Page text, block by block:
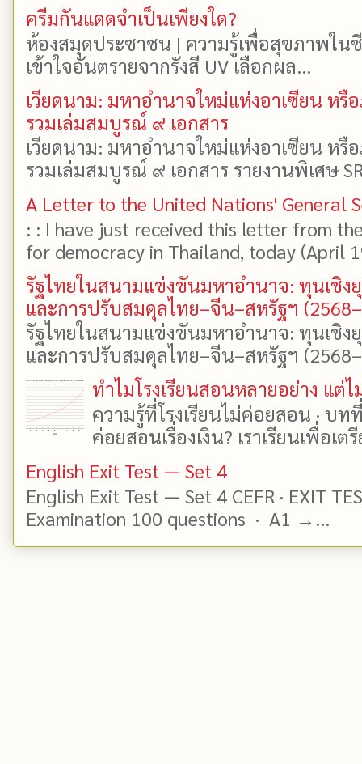
ครีมกันแดดจำเป็นเพียงใด?
ห้องสมุดประชาชน | ความรู้เพื่อสุขภาพใน
เข้าใจอันตรายจากรังสี UV เลือกผล...
เวียดนาม: มหาอำนาจใหม่แห่งอาเซียน ห
รวมเล่มสมบูรณ์ ๙ เอกสาร
เวียดนาม: มหาอำนาจใหม่แห่งอาเซียน ห
รวมเล่มสมบูรณ์ ๙ เอกสาร รายงานพิเศษ
A Letter to the United Nations' General
: : I have just received this letter from
for democracy in Thailand, today (April
รัฐไทยในสนามแข่งขันมหาอำนาจ: ทุนเชิง
และการปรับสมดุลไทย–จีน–สหรัฐฯ
รัฐไทยในสนามแข่งขันมหาอำนาจ: ทุนเชิง
และการปรับสมดุลไทย–จีน–สหรัฐฯ
ทำไมโรงเรียนสอนหลายอย่าง แต่ไ
ความรู้ที่โรงเรียนไม่ค่อยสอน · บ
ค่อยสอนเรื่องเงิน? เราเรียนเพื่อเต
English Exit Test — Set 4
English Exit Test — Set 4 CEFR · EXIT
Examination 100 questions · A1 →...